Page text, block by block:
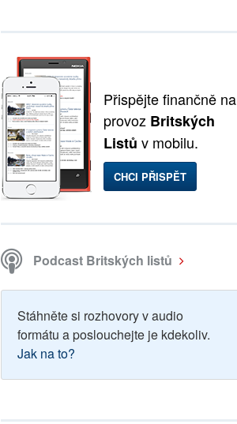
Přispějte finančně na
provoz Britských
Listů v mobilu.
CHCI PŘISPĚT
Podcast Britských listů
Stáhněte si rozhovory v audio
formátu a poslouchejte je kdekoliv.
Jak na to?